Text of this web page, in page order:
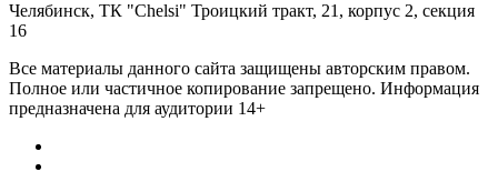
Челябинск, ТК "Chelsi" Троицкий тракт, 21, корпус 2, секция
16
Все материалы данного сайта защищены авторским правом.
Полное или частичное копирование запрещено. Информация
предназначена для аудитории 14+